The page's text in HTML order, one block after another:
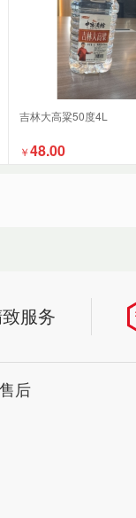
吉林大高粱50度4L
￥48.00
服务
后